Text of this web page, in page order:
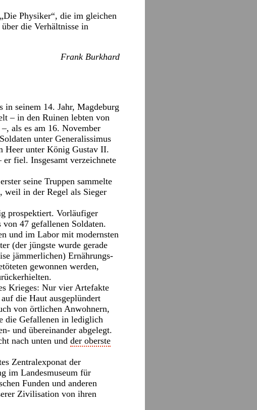
Physiker“, die im gleichen
die Verhältnisse in
Frank Burkhard
seinem 14. Jahr, Magdeburg
– in den Ruinen lebten von
als es am 16. November
unter Generalissimus
Heer unter König Gustav II.
fiel. Insgesamt verzeichnete
seine Truppen sammelte
weil in der Regel als Sieger
prospektiert. Vorläufiger
47 gefallenen Soldaten.
und im Labor mit modernsten
(der jüngste wurde gerade
jämmerlichen) Ernährungs-
gewonnen werden,
Krieges: Nur vier Artefakte
die Haut ausgeplündert
von örtlichen Anwohnern,
die Gefallenen in lediglich
und übereinander abgelegt.
nach unten und der oberste
Zentralexponat der
im Landesmuseum für
Funden und anderen
Zivilisation von ihren